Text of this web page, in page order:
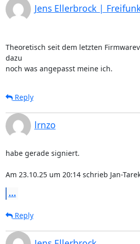
Jens Ellerbrock |
Theoretisch seit dem letzten
dazu
noch was angepasst meine ich.
Reply
lrnzo
habe gerade signiert.
Am 23.10.25 um 20:14 schrieb Jan-
...
Reply